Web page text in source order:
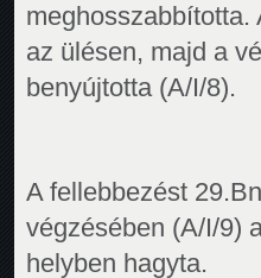
meghosszabbította.
az ülésen, majd a
benyújtotta (A/I/8).
A fellebbezést
végzésében (A/I/9)
helyben hagyta.